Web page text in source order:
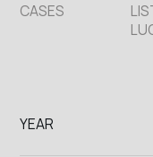
CASES
YEAR